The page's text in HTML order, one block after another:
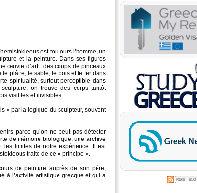
est toujours l’homme, un
et la peinture. Dans ses figures
œuvre d’art : des coups de pinceaux
plâtre, le sable, le bois et le fer dans
spiritualité, surtout perceptible dans
on trouve des corps tantôt
visibles et invisibles.
» par la logique du sculpteur, souvent
parce qu’on ne peut pas détecter
de mémoire biologique, une archive
les limites de notre expérience. Il est
traite de ce « principe ».
de peinture auprès de son père,
à l’activité artistique grecque et qui a